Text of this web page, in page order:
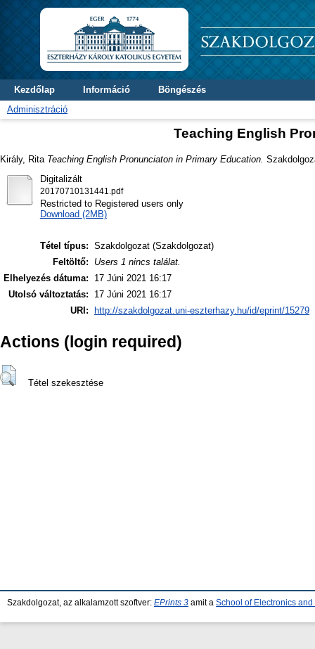
Kezdőlap Információ
Böngészés
Adminisztráció
Teaching English
Király, Rita Teaching English Pronunciaton in Primary Education.
Digitalizált
20170710131441.pdf
Restricted to Registered users only
Download (2MB)
Tétel típus: Szakdolgozat (Szakdolgozat)
Feltöltő:
Users 1 nincs találat.
Elhelyezés dátuma:
17 Júni 2021 16:17
Utolsó változtatás:
17 Júni 2021 16:17
URI:
http://szakdolgozat.uni-eszterhazy.hu/id/eprint/15279
Actions (login required)
Tétel szekesztése
Szakdolgozat, az alkalamzott szoftver: EPrints 3 amit a School of Electronics